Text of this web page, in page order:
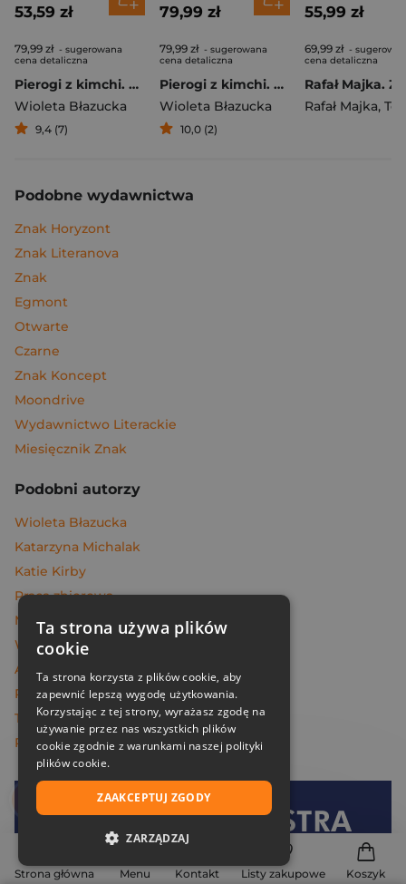
Strona główna Menu Kontakt Listy zakupowe Koszyk
53,59 zł
79,99 zł - sugerowana
cena detaliczna
Pierogi z kimchi. Moje ulubione azjatyckie przepisy
Wioleta Błazucka
9,4 (7)
79,99 zł
79,99 zł - sugerowana
cena detaliczna
Pierogi z kimchi. Moje ulubione azjatyckie przepisy - książka z autografem
Wioleta Błazucka
10,0 (2)
55,99 zł
69,99 zł -
cena detaliczna
Rafał Majka,
Podobne wydawnictwa
Znak Horyzont
Znak Literanova
Znak
Egmont
Otwarte
Czarne
Znak Koncept
Moondrive
Wydawnictwo Literackie
Miesięcznik Znak
Podobni autorzy
Wioleta Błazucka
Katarzyna Michalak
Katie Kirby
Praca zbiorowa
Melissa Da Costa
Węcowski Marek
Andrzej Maleszka
Rafał Majka
Tomasz Kalemba
Piotr Oczko
Dołącz doZnak
i oszczędzaj na dostawie!
Ta strona używa plików
cookie
Ta strona korzysta z plików cookie, aby
zapewnić lepszą wygodę użytkowania.
Korzystając z tej strony, wyrażasz zgodę na
używanie przez nas wszystkich plików
cookie zgodnie z warunkami naszej polityki
plików cookie.
ZAAKCEPTUJ ZGODY
ZARZĄDZAJ
NIEZBĘDNE